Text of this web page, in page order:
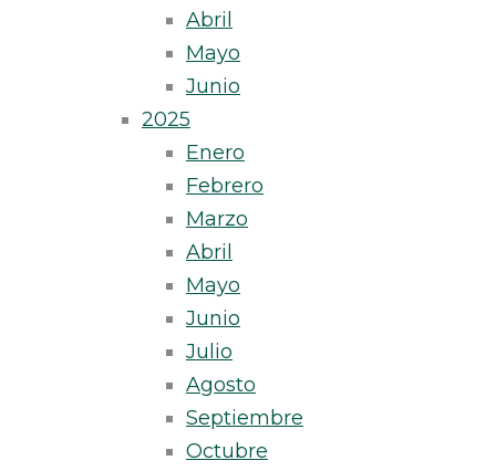
Abril
Mayo
Junio
2025
Enero
Febrero
Marzo
Abril
Mayo
Junio
Julio
Agosto
Septiembre
Octubre